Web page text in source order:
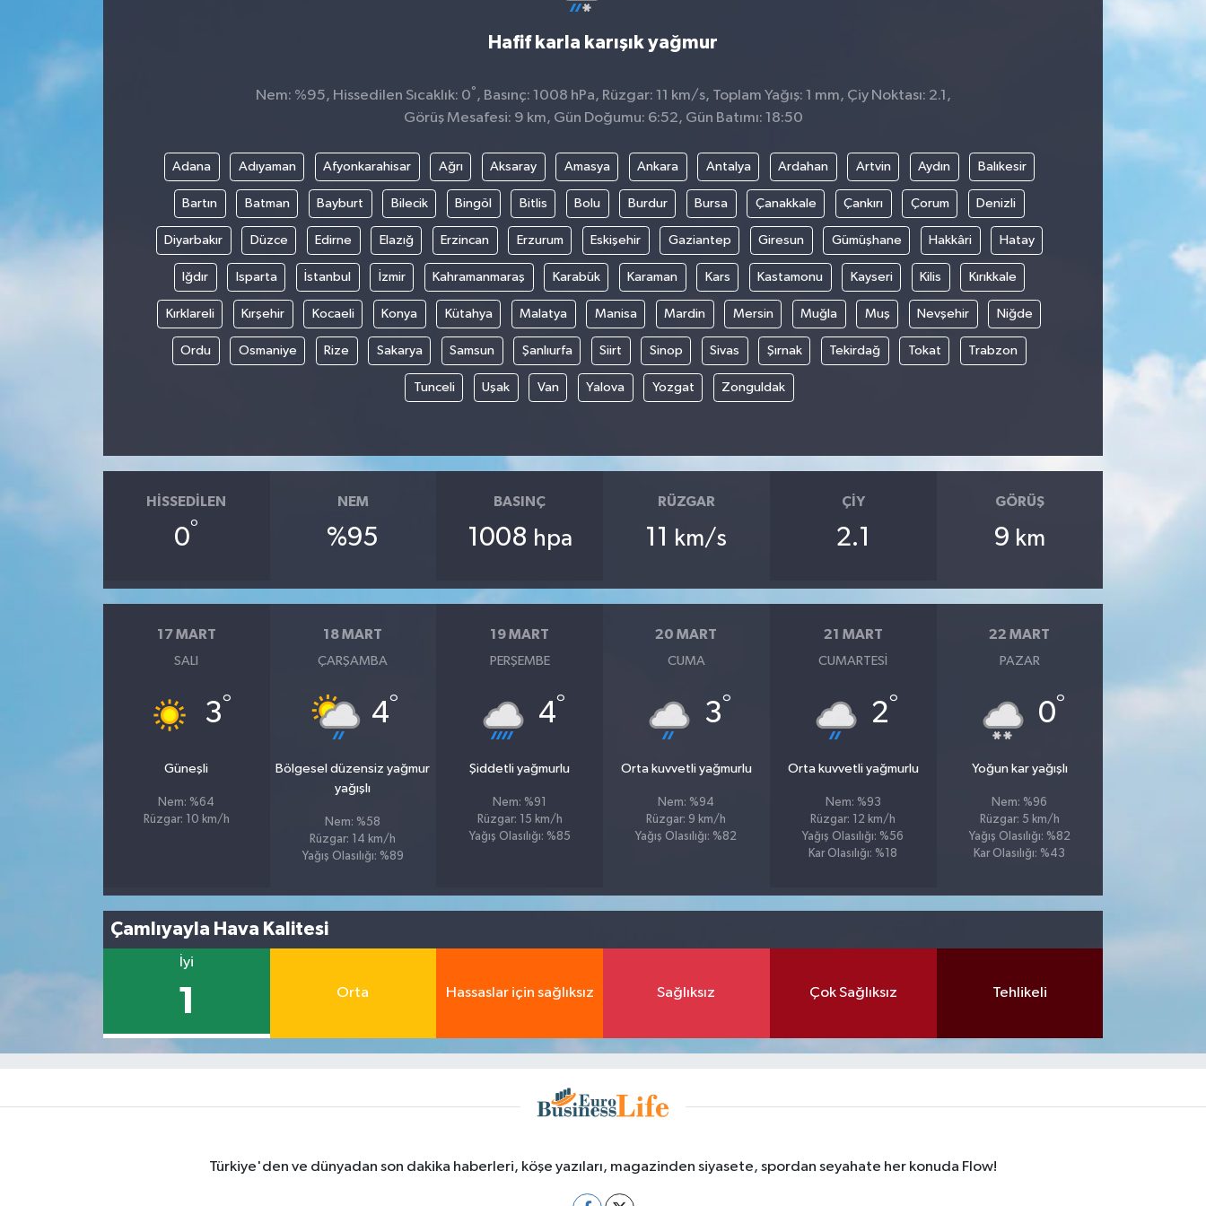
Hafif karla karışık yağmur
Nem: %95, Hissedilen Sıcaklık: 0° , Basınç: 1008 hPa, Rüzgar: 11 km/s, Toplam Yağış: 1 mm, Çiy Noktası: 2.1,
Görüş Mesafesi: 9 km, Gün Doğumu: 6:52, Gün Batımı: 18:50
Adana Adıyaman Afyonkarahisar Ağrı Aksaray Amasya Ankara Antalya Ardahan Artvin Aydın Balıkesir
Bartın Batman Bayburt Bilecik Bingöl Bitlis Bolu Burdur Bursa Çanakkale Çankırı Çorum Denizli
Diyarbakır Düzce Edirne Elazığ Erzincan Erzurum Eskişehir Gaziantep Giresun Gümüşhane Hakkâri Hatay
Iğdır Isparta İstanbul İzmir Kahramanmaraş Karabük Karaman Kars Kastamonu Kayseri Kilis Kırıkkale
Kırklareli Kırşehir Kocaeli Konya Kütahya Malatya Manisa Mardin Mersin Muğla Muş Nevşehir Niğde
Ordu Osmaniye Rize Sakarya Samsun Şanlıurfa Siirt Sinop Sivas Şırnak Tekirdağ Tokat Trabzon
Tunceli Uşak Van Yalova Yozgat Zonguldak
HISSEDILEN
0°
NEM
%95
BASINÇ
1008 hpa
RÜZGAR
11 km/s
ÇIY
2.1
GÖRÜŞ
9 km
17 MART
SALI
3°
Güneşli
Nem: %64
Rüzgar: 10 km/h
18 MART
ÇARŞAMBA
4°
Bölgesel düzensiz yağmur
yağışlı
Nem: %58
Rüzgar: 14 km/h
Yağış Olasılığı: %89
19 MART
PERŞEMBE
4°
Şiddetli yağmurlu
Nem: %91
Rüzgar: 15 km/h
Yağış Olasılığı: %85
20 MART
CUMA
3°
Orta kuvvetli yağmurlu
Nem: %94
Rüzgar: 9 km/h
Yağış Olasılığı: %82
21 MART
CUMARTESI
2°
Orta kuvvetli yağmurlu
Nem: %93
Rüzgar: 12 km/h
Yağış Olasılığı: %56
Kar Olasılığı: %18
22 MART
PAZAR
0°
Yoğun kar yağışlı
Nem: %96
Rüzgar: 5 km/h
Yağış Olasılığı: %82
Kar Olasılığı: %43
Çamlıyayla Hava Kalitesi
İyi
1 Orta Hassaslar için sağlıksız Sağlıksız Çok Sağlıksız Tehlikeli
Türkiye'den ve dünyadan son dakika haberleri, köşe yazıları, magazinden siyasete, spordan seyahate her konuda Flow!